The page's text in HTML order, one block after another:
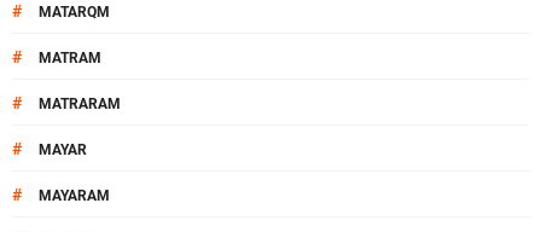
# MATARQM
# MATRAM
# MATRARAM
# MAYAR
# MAYARAM